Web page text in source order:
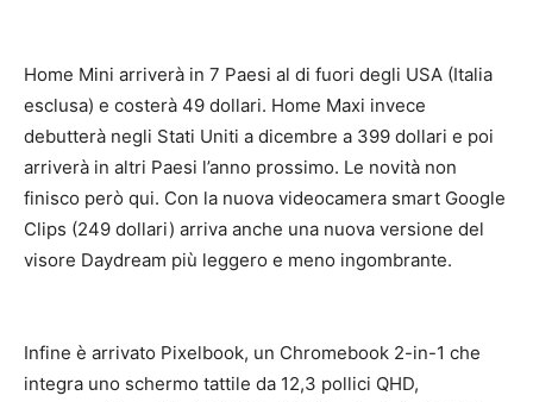
Home Mini arriverà in 7 Paesi al di fuori degli USA (Italia
esclusa) e costerà 49 dollari. Home Maxi invece
debutterà negli Stati Uniti a dicembre a 399 dollari e poi
arriverà in altri Paesi l’anno prossimo. Le novità non
finisco però qui. Con la nuova videocamera smart Google
Clips (249 dollari) arriva anche una nuova versione del
visore Daydream più leggero e meno ingombrante.
Infine è arrivato Pixelbook, un Chromebook 2-in-1 che
integra uno schermo tattile da 12,3 pollici QHD,